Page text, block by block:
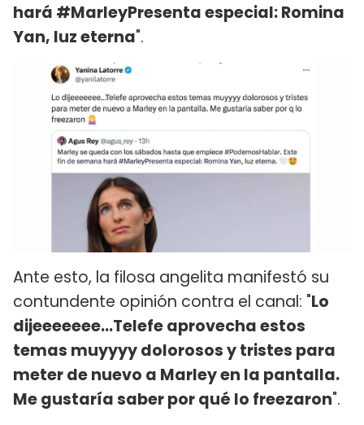
hará #MarleyPresenta especial: Romina
Yan, luz eterna".
Ante esto, la filosa angelita manifestó su
contundente opinión contra el canal: "Lo
dijeeeeeee…Telefe aprovecha estos
temas muyyyy dolorosos y tristes para
meter de nuevo a Marley en la pantalla.
Me gustaría saber por qué lo freezaron".